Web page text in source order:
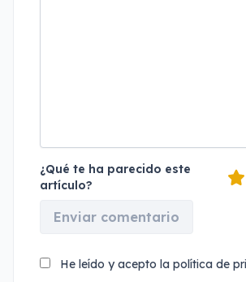
¿Qué te ha parecido este
artículo?
Enviar comentario
He leído y acepto la política de